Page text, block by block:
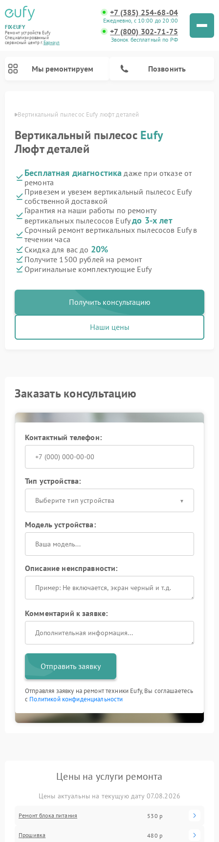
FIX-EUFY
Ремонт устройств Eufy
Специализированный
cервисный центр г.Барнаул
+7 (385) 254-68-04
Ежедневно, с 10:00 до 20:00
+7 (800) 302-71-75
Звонок бесплатный по РФ
Мы ремонтируем Позвонить
Вертикальный пылесос Eufy люфт деталей
Вертикальный пылесос Eufy
Люфт деталей
Бесплатная диагностика даже при отказе от
ремонта
Привезем и увезем вертикальный пылесос Eufy
собственной доставкой
Гарантия на наши работы по ремонту
вертикальных пылесосов Eufyдо 3-х лет
Срочный ремонт вертикальных пылесосов Eufy в
течении часа
Скидка для вас до 20%
Получите 1500 рублей на ремонт
Оригинальные комплектующие Eufy
Получить консультацию
Наши цены
Заказать консультацию
Контактный телефон:
Тип устройства:
Выберите тип устройства
Модель устройства:
Описание неисправности:
Комментарий к заявке:
Отправить заявку
Отправляя заявку на ремонт техники Eufy, Вы соглашаетесь
с Политикой конфиденциальности
Цены на услуги ремонта
Цены актуальны на текущую дату 07.08.2026
Ремонт блока питания 530 р
Прошивка 480 р